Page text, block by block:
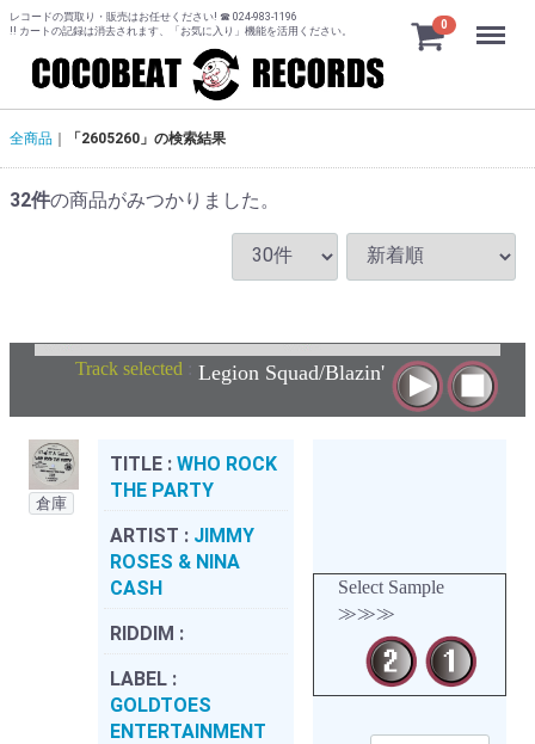
レコードの買取り・販売はお任せください! ☎ 024-983-1196
!! カートの記録は消去されます、「お気に入り」機能を活用ください。
0 Menu
全商品 「2605260」の検索結果
32件の商品がみつかりました。
Track selected : Legion Squad/Blazin'
倉庫
TITLE : WHO ROCK
THE PARTY
ARTIST : JIMMY
ROSES & NINA
CASH
RIDDIM :
LABEL :
GOLDTOES
ENTERTAINMENT
Select Sample
≫≫≫